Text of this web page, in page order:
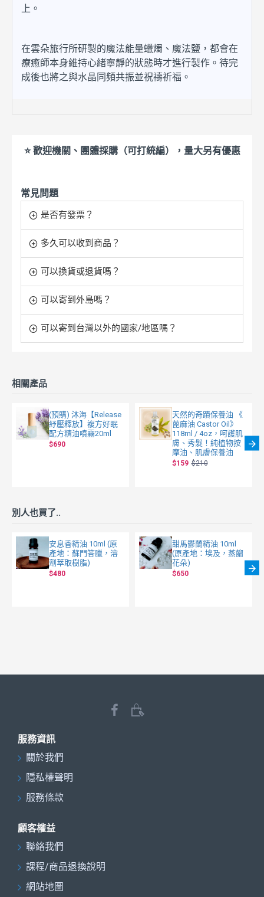
上。
在雲朵旅行所研製的魔法能量蠟燭 、 魔法鹽 ，都會在
療癒師本身維持心緒寧靜的狀態時才進行製作。待完
成後也將之與水晶同頻共振並祝禱祈福。
⭐ 歡迎機關、團體採購（可打統編），量大另有優惠
常見問題
是否有發票？
多久可以收到商品？
可以換貨或退貨嗎？
可以寄到外島嗎？
可以寄到台灣以外的國家/地區嗎？
相關產品
(預購) 沐海【Release
紓壓釋放】複方好眠
配方精油噴霧20ml
$690
天然的奇蹟保養油 《
蓖麻油 Castor Oil》
118ml / 4oz，呵護肌
膚、秀髮！純植物按
摩油、肌膚保養油
$159 $210
別人也買了..
安息香精油 10ml (原
產地：蘇門答臘，溶
劑萃取樹脂)
$480
甜馬鬱蘭精油 10ml
(原產地：埃及，蒸餾
花朵)
$650
服務資訊
關於我們
隱私權聲明
服務條款
顧客權益
聯絡我們
課程/商品退換說明
網站地圖